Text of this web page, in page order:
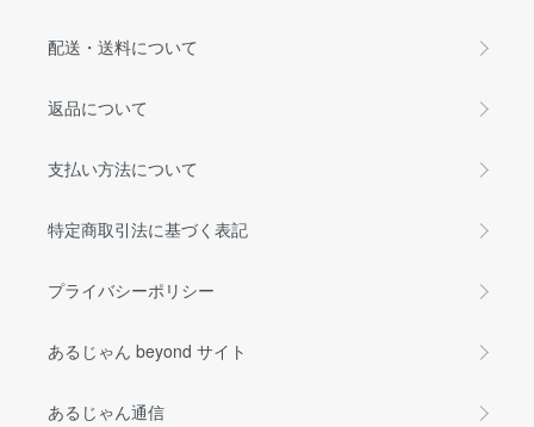
配送・送料について
返品について
支払い方法について
特定商取引法に基づく表記
プライバシーポリシー
あるじゃん beyond サイト
あるじゃん通信